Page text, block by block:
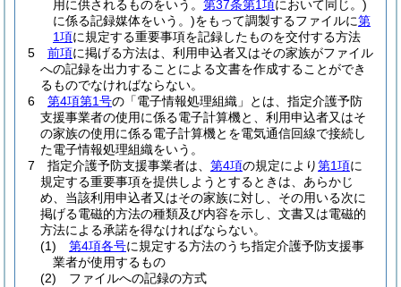
用に供されるものをいう。 第37条第1項において同じ。)
に係る記録媒体をいう。)をもって調製するファイルに第
1項に規定する重要事項を記録したものを交付する方法
5
前項に掲げる方法は、利用申込者又はその家族がファイル
への記録を出力することによる文書を作成することができ
るものでなければならない。
6
第4項第1号の「電子情報処理組織」とは、指定介護予防
支援事業者の使用に係る電子計算機と、利用申込者又はそ
の家族の使用に係る電子計算機とを電気通信回線で接続し
た電子情報処理組織をいう。
7
指定介護予防支援事業者は、 第4項の規定により第1項に
規定する重要事項を提供しようとするときは、あらかじ
め、当該利用申込者又はその家族に対し、その用いる次に
掲げる電磁的方法の種類及び内容を示し、文書又は電磁的
方法による承諾を得なければならない。
(1)
第4項各号に規定する方法のうち指定介護予防支援事
業者が使用するもの
(2)
ファイルへの記録の方式